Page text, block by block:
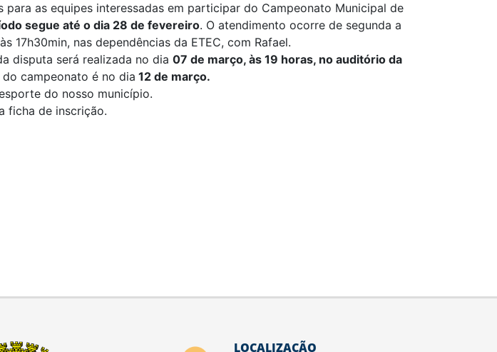
para as equipes interessadas em participar do Campeonato Municipal de
segue até o dia 28 de fevereiro. O atendimento ocorre de segunda a
17h30min, nas dependências da ETEC, com Rafael.
disputa será realizada no dia 07 de março, às 19 horas, no auditório da
campeonato é no dia 12 de março.
do nosso município.
ficha de inscrição.
LOCALIZAÇÃO